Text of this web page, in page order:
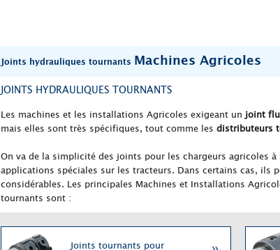
Joints hydrauliques tournants Machines Agricoles
JOINTS HYDRAULIQUES TOURNANTS
Les machines et les installations Agricoles exigeant unjoint
mais elles sont très spécifiques, tout comme les distributeurs
On va de la simplicité des joints pour les chargeurs agricoles
applications spéciales sur les tracteurs. Dans certains cas, ils
considérables. Les principales Machines et Installations
tournants sont :
Joints tournants pour